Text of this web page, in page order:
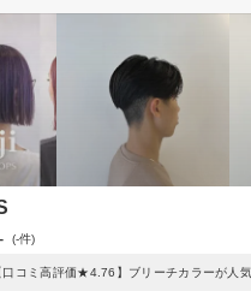
(-件)
口コミ高評価★4.76】ブリーチカラーが人